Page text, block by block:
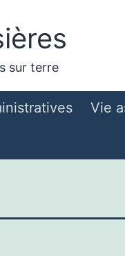
sur terre
Vie